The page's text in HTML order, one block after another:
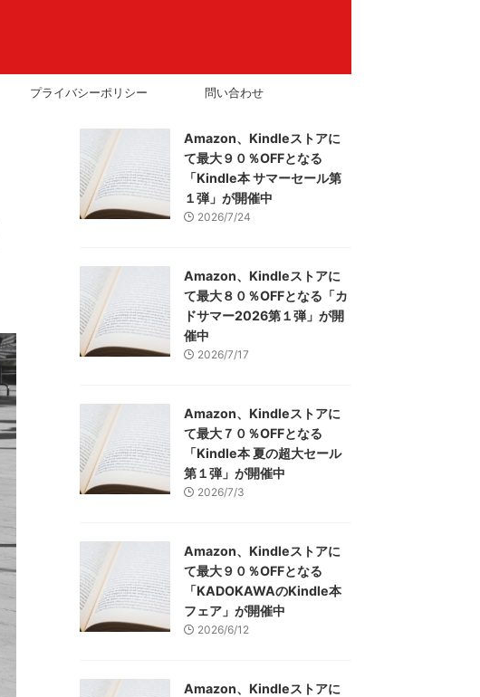
プライバシーポリシー 問い合わせ
Amazon、Kindleストアに
て最大９０％OFFとなる
「Kindle本 サマーセール第
１弾」が開催中
2026/7/24
Amazon、Kindleストアに
て最大８０％OFFとなる「カ
ドサマー2026第１弾」が開
催中
2026/7/17
Amazon、Kindleストアに
て最大７０％OFFとなる
「Kindle本 夏の超大セール
第１弾」が開催中
2026/7/3
Amazon、Kindleストアに
て最大９０％OFFとなる
「KADOKAWAのKindle本
フェア」が開催中
2026/6/12
Amazon、Kindleストアに